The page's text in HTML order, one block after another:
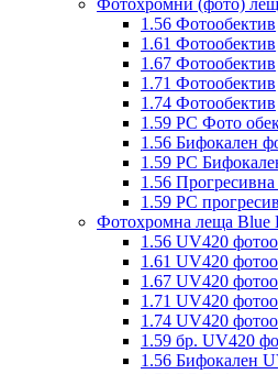
Фотохромни (фото)
1.56 Фотообектив
1.61 Фотообектив
1.67 Фотообектив
1.71 Фотообектив
1.74 Фотообектив
1.59 PC Фото
1.56 Бифокален
1.59 PC
1.56
1.59 PC
Фотохромна леща Blue
1.56 UV420
1.61 UV420
1.67 UV420
1.71 UV420
1.74 UV420
1.59 бр. UV420
1.56 Бифокален